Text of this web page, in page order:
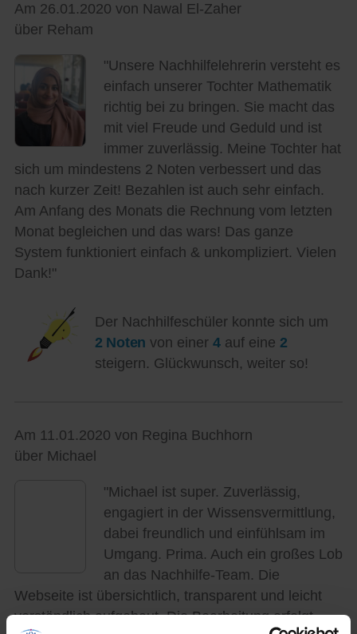
Am 26.01.2020 von Nawal El-Zaher
über Reham
"Unsere Nachhilfelehrerin versteht es
einfach unserer Tochter Mathematik
richtig bei zu bringen. Sie macht das
mit viel Freude und Geduld und ist
immer zuverlässig. Meine Tochter hat
sich um mindestens 2 Noten verbessert und das
nach kurzer Zeit! Bezahlen ist auch sehr einfach.
Am Anfang des Monats die Rechnung vom letzten
Monat begleichen und das wars! Das ganze
System funktioniert einfach & unkompliziert. Vielen
Dank!"
Der Nachhilfeschüler konnte sich um
2 Noten von einer 4auf eine 2
steigern. Glückwunsch, weiter so!
Am 11.01.2020 von Regina Buchhorn
über Michael
"Michael ist super. Zuverlässig,
engagiert in der Wissensvermittlung,
dabei freundlich und einfühlsam im
Umgang. Prima. Auch ein großes Lob
an das Nachhilfe-Team. Die
Webseite ist übersichtlich, transparent und leicht
verständlich aufgebaut. Die Bearbeitung erfolgt